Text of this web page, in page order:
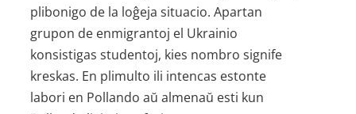
plibonigo de la loĝeja situacio. Apartan
grupon de enmigrantoj el Ukrainio
konsistigas studentoj, kies nombro signife
kreskas. En plimulto ili intencas estonte
labori en Pollando aŭ almenaŭ esti kun